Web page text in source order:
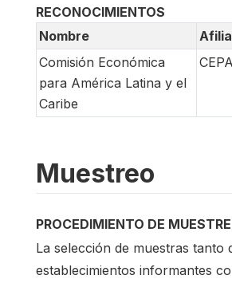
RECONOCIMIENTOS
Nombre
Comisión Económica
para América Latina y el
Caribe
Muestreo
PROCEDIMIENTO DE
La selección de muestras tanto
establecimientos informantes